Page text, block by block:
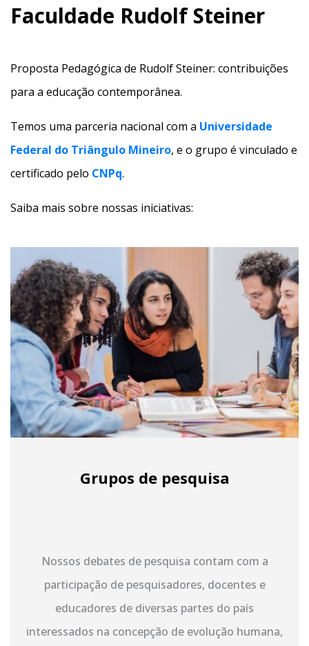
Faculdade Rudolf Steiner
Proposta Pedagógica de Rudolf Steiner: contribuições
para a educação contemporânea.
Temos uma parceria nacional com a Universidade
Federal do Triângulo Mineiro, e o grupo é vinculado e
certificado pelo CNPq.
Saiba mais sobre nossas iniciativas:
Grupos de pesquisa
Nossos debates de pesquisa contam com a
participação de pesquisadores, docentes e
educadores de diversas partes do país
interessados na concepção de evolução humana,